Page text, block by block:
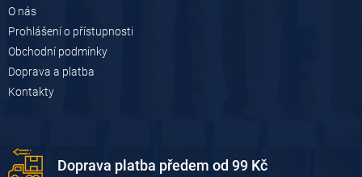
O nás
Prohlášení o přístupnosti
Obchodní podmínky
Doprava a platba
Kontakty
Doprava platba předem od 99 Kč